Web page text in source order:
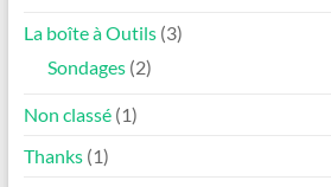
La boîte à Outils(3)
Sondages(2)
Non classé(1)
Thanks(1)